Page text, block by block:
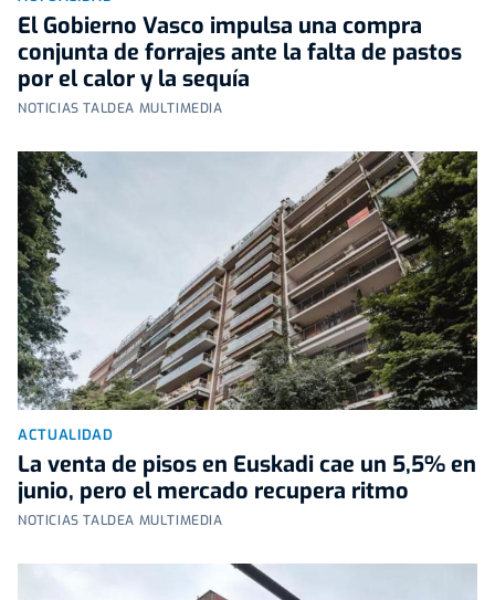
El Gobierno Vasco impulsa una compra
conjunta de forrajes ante la falta de pastos
por el calor y la sequía
NOTICIAS TALDEA MULTIMEDIA
ACTUALIDAD
La venta de pisos en Euskadi cae un 5,5% en
junio, pero el mercado recupera ritmo
NOTICIAS TALDEA MULTIMEDIA